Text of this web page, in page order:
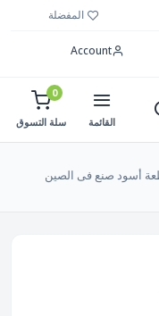
المفضلة
Account
القائمة
0
سلة التسوق